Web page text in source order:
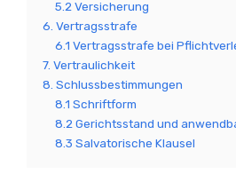
5.2 Versicherung
6. Vertragsstrafe
6.1 Vertragsstrafe bei
7. Vertraulichkeit
8. Schlussbestimmungen
8.1 Schriftform
8.2 Gerichtsstand und
8.3 Salvatorische Klausel